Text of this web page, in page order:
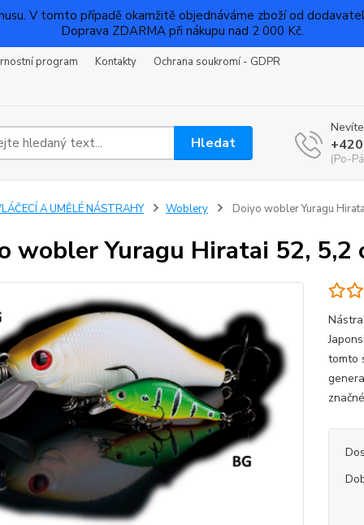
V tomto případě okamžitě objednáváme zboží od
Doprava ZDARMA při nákupu nad 2 000 Kč.
program Kontakty Ochrana soukromí - GDPR
Hledat
(Po-
A UMĚLÉ NÁSTRAHY Woblery Doiyo wobler Yuragu
wobler Yuragu Hiratai 52, 5,2
tomto